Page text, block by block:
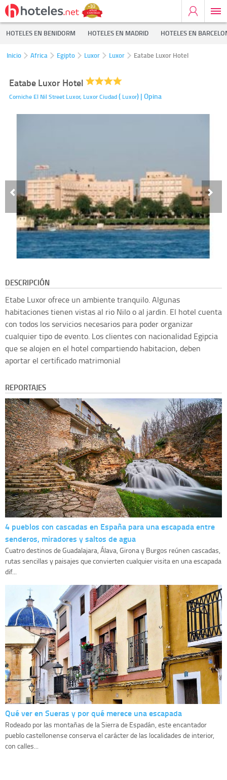
HOTELES EN BENIDORM HOTELES EN MADRID HOTELES EN
Inicio Africa Egipto Luxor Luxor Eatabe Luxor Hotel
Eatabe Luxor Hotel
Corniche El Nil Street Luxor, Luxor Ciudad( Luxor) | Opina
DESCRIPCIÓN
Etabe Luxor ofrece un ambiente tranquilo. Algunas
habitaciones tienen vistas al rio Nilo o al jardin. El hotel cuenta
con todos los servicios necesarios para poder organizar
cualquier tipo de evento. Los clientes con nacionalidad Egipcia
que se alojen en el hotel compartiendo habitacion, deben
aportar el certificado matrimonial
REPORTAJES
4 pueblos con cascadas en España para una escapada entre
senderos, miradores y saltos de agua
Cuatro destinos de Guadalajara, Álava, Girona y Burgos reúnen cascadas,
rutas sencillas y paisajes que convierten cualquier visita en una escapada
dif...
Qué ver en Sueras y por qué merece una escapada
Rodeado por las montañas de la Sierra de Espadán, este encantador
pueblo castellonense conserva el carácter de las localidades de interior,
con calles...